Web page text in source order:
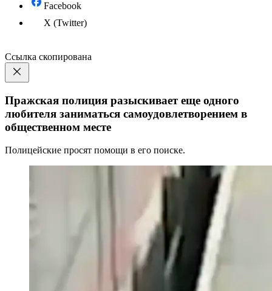
Facebook
X (Twitter)
Ссылка скопирована
Пражская полиция разыскивает еще одного
любителя заниматься самоудовлетворением в
общественном месте
Полицейские просят помощи в его поиске.